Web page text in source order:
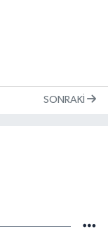
SONRAKI